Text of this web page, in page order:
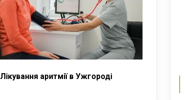
Лікування аритмії в Ужгороді